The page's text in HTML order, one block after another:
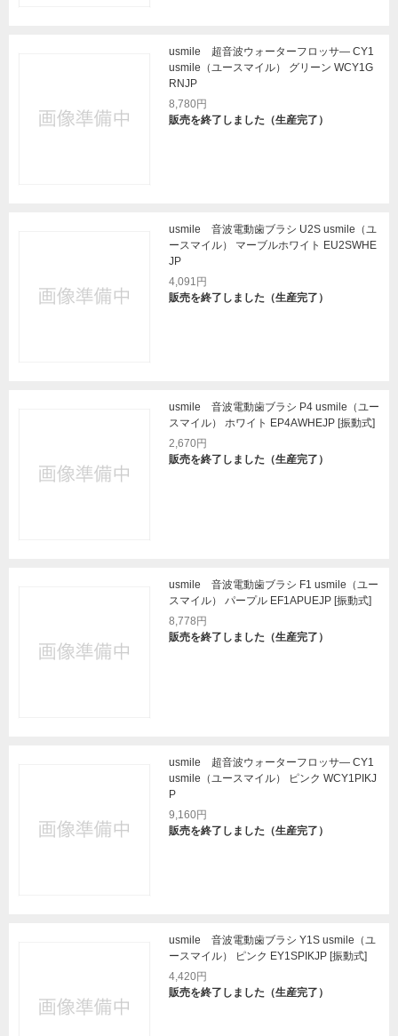
usmile 超音波ウォーターフロッサ― CY1
usmile（ユースマイル） グリーン WCY1G
RNJP
8,780円
販売を終了しました（生産完了）
usmile 音波電動歯ブラシ U2S usmile（ユ
ースマイル） マーブルホワイト EU2SWHE
JP
4,091円
販売を終了しました（生産完了）
usmile 音波電動歯ブラシ P4 usmile（ユー
スマイル） ホワイト EP4AWHEJP [振動式]
2,670円
販売を終了しました（生産完了）
usmile 音波電動歯ブラシ F1 usmile（ユー
スマイル） パープル EF1APUEJP [振動式]
8,778円
販売を終了しました（生産完了）
usmile 超音波ウォーターフロッサ― CY1
usmile（ユースマイル） ピンク WCY1PIKJ
P
9,160円
販売を終了しました（生産完了）
usmile 音波電動歯ブラシ Y1S usmile（ユ
ースマイル） ピンク EY1SPIKJP [振動式]
4,420円
販売を終了しました（生産完了）